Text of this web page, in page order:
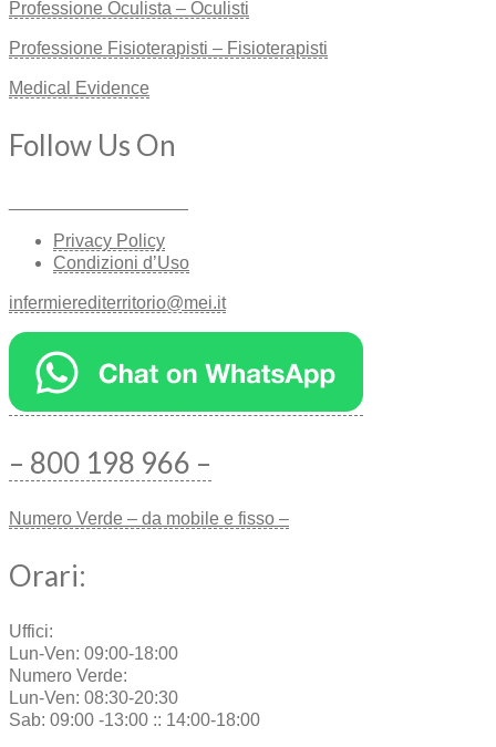
Professione Oculista – Oculisti
Professione Fisioterapisti – Fisioterapisti
Medical Evidence
Follow Us On
Privacy Policy
Condizioni d’Uso
infermierediterritorio@mei.it
– 800 198 966 –
Numero Verde – da mobile e fisso –
Orari:
Uffici:
Lun-Ven: 09:00-18:00
Numero Verde:
Lun-Ven: 08:30-20:30
Sab: 09:00 -13:00 :: 14:00-18:00